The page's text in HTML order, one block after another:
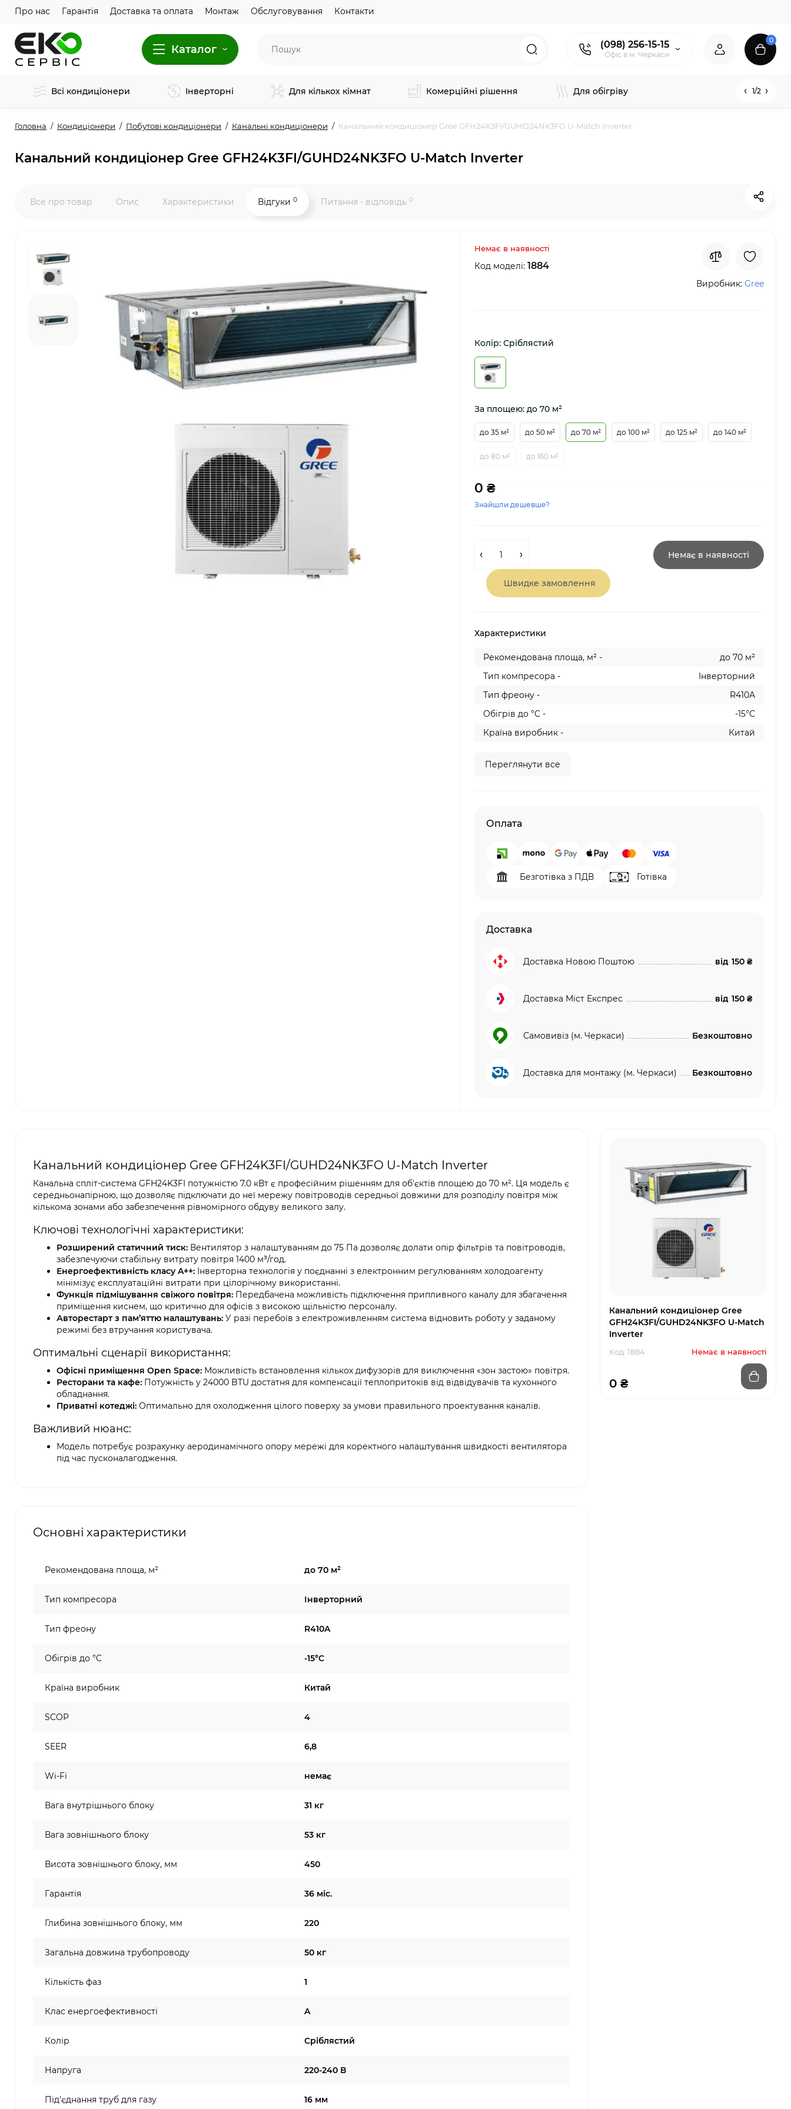
Про нас Гарантія Доставка та оплата Монтаж Обслуговування Контакти
Каталог (098) 256-15-15
Офіс в м. Черкаси
0
Всі кондиціонери Інверторні Для кількох кімнат Комерційні рішення Для обігріву 1/2
Головна Кондиціонери Побутові кондиціонери Канальні кондиціонери Канальний кондиціонер Gree GFH24K3FI/GUHD24NK3FO U-Match Inverter
Канальний кондиціонер Gree GFH24K3FI/GUHD24NK3FO U-Match Inverter
Все про товар Опис Характеристики Відгуки 0 Питання - відповідь 0
Немає в наявності
Код моделі: 1884
Виробник: Gree
Колір: Сріблястий
За площею: до 70 м²
до 35 м² до 50 м² до 70 м² до 100 м² до 125 м² до 140 м²
до 80 м² до 160 м²
0 ₴
Знайшли дешевше?
Немає в наявності
Швидке замовлення
Характеристики
Рекомендована площа, м² -
до 70 м²
Тип компресора -
Інверторний
Тип фреону -
R410A
Обігрів до °C -
-15°C
Країна виробник -
Китай
Переглянути все
Оплата
Безготівка з ПДВ Готівка
Доставка
Доставка Новою Поштою від 150 ₴
Доставка Міст Експрес від 150 ₴
Самовивіз (м. Черкаси) Безкоштовно
Доставка для монтажу (м. Черкаси) Безкоштовно
Канальний кондиціонер Gree GFH24K3FI/GUHD24NK3FO U-Match Inverter
Канальна спліт-система GFH24K3FI потужністю 7.0 кВт є професійним рішенням для об'єктів площею до 70 м². Ця модель є
середньонапірною, що дозволяє підключати до неї мережу повітроводів середньої довжини для розподілу повітря між
кількома зонами або забезпечення рівномірного обдуву великого залу.
Ключові технологічні характеристики:
Розширений статичний тиск: Вентилятор з налаштуванням до 75 Па дозволяє долати опір фільтрів та повітроводів,
забезпечуючи стабільну витрату повітря 1400 м³/год.
Енергоефективність класу A++: Інверторна технологія у поєднанні з електронним регулюванням холодоагенту
мінімізує експлуатаційні витрати при цілорічному використанні.
Функція підмішування свіжого повітря: Передбачена можливість підключення припливного каналу для збагачення
приміщення киснем, що критично для офісів з високою щільністю персоналу.
Авторестарт з пам’яттю налаштувань: У разі перебоїв з електроживленням система відновить роботу у заданому
режимі без втручання користувача.
Оптимальні сценарії використання:
Офісні приміщення Open Space: Можливість встановлення кількох дифузорів для виключення «зон застою» повітря.
Ресторани та кафе: Потужність у 24000 BTU достатня для компенсації теплопритоків від відвідувачів та кухонного
обладнання.
Приватні котеджі: Оптимально для охолодження цілого поверху за умови правильного проектування каналів.
Важливий нюанс:
Модель потребує розрахунку аеродинамічного опору мережі для коректного налаштування швидкості вентилятора
під час пусконалагодження.
Основні характеристики
Рекомендована площа, м² до 70 м²
Тип компресора Інверторний
Тип фреону R410A
Обігрів до °C -15°C
Країна виробник Китай
SCOP 4
SEER 6,8
Wi-Fi немає
Вага внутрішнього блоку 31 кг
Вага зовнішнього блоку 53 кг
Висота зовнішнього блоку, мм 450
Гарантія 36 міс.
Глибина зовнішнього блоку, мм 220
Загальна довжина трубопроводу 50 кг
Кількість фаз 1
Клас енергоефективності A
Колір Сріблястий
Напруга 220-240 В
Під'єднання труб для газу 16 мм
Канальний кондиціонер Gree
GFH24K3FI/GUHD24NK3FO U-Match
Inverter
Код: 1884 Немає в наявності
0 ₴